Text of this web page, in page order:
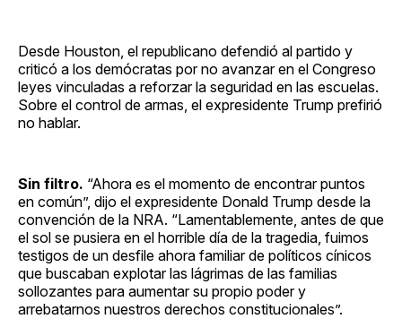
Desde Houston, el republicano defendió al partido y
criticó a los demócratas por no avanzar en el Congreso
leyes vinculadas a reforzar la seguridad en las escuelas.
Sobre el control de armas, el expresidente Trump prefirió
no hablar.
Sin filtro. “Ahora es el momento de encontrar puntos
en común”, dijo el expresidente Donald Trump desde la
convención de la NRA. “Lamentablemente, antes de que
el sol se pusiera en el horrible día de la tragedia, fuimos
testigos de un desfile ahora familiar de políticos cínicos
que buscaban explotar las lágrimas de las familias
sollozantes para aumentar su propio poder y
arrebatarnos nuestros derechos constitucionales”.